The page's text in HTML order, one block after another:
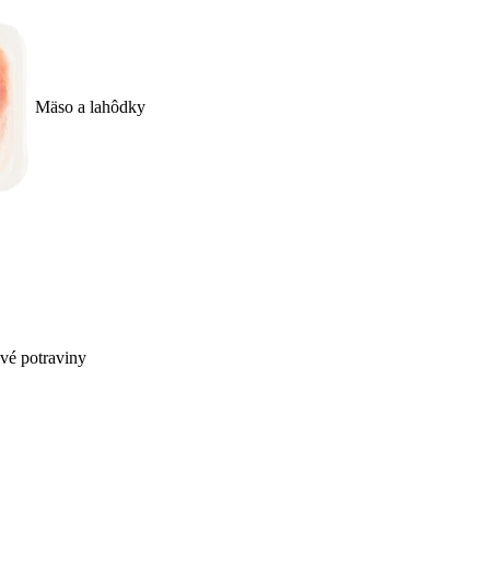
Mäso a lahôdky
potraviny